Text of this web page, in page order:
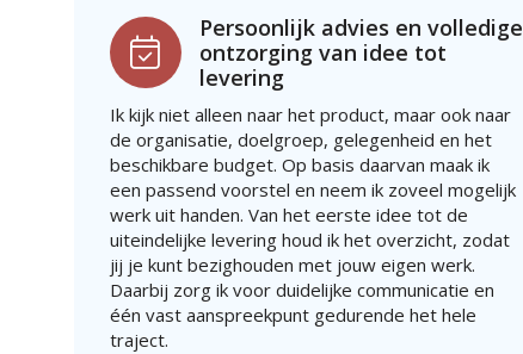
Persoonlijk advies en volledige
ontzorging van idee tot
levering
Ik kijk niet alleen naar het product, maar ook naar
de organisatie, doelgroep, gelegenheid en het
beschikbare budget. Op basis daarvan maak ik
een passend voorstel en neem ik zoveel mogelijk
werk uit handen. Van het eerste idee tot de
uiteindelijke levering houd ik het overzicht, zodat
jij je kunt bezighouden met jouw eigen werk.
Daarbij zorg ik voor duidelijke communicatie en
één vast aanspreekpunt gedurende het hele
traject.